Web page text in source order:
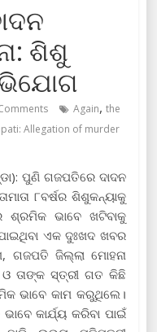
ଶିଶୁ
Again,the
Allegation of murder
ପୁଣି ଗଜପତିରେ ଦାଦନ
୮ବର୍ଷର ଶିଶୁକନ୍ୟାକୁ
ଭାବେ ଖଟିବାକୁ
ଏକ ଦୁଃଖଦ ଖବର
ଗଜପତି ଜିଲ୍ଲା ମୋହନା
ଓ ତାଙ୍କ ସ୍ତ୍ରୀ ଗତ କିଛି
ଭାବେ କାମ କରୁଥିଲେ।
କାର୍ଯ୍ୟ କରିବା ପାଇଁ